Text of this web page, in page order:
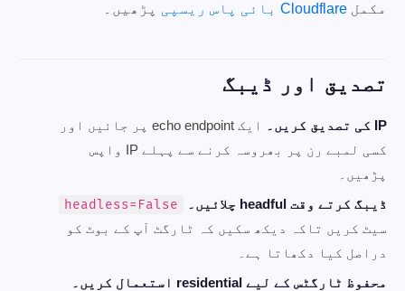
مکمل Cloudflare بائی پاس ریسپی پڑھیں۔
تصدیق اور ڈیبگ
IP کی تصدیق کریں۔
ایک echo endpoint پر جائیں اور
کسی لمبے رن پر بھروسہ کرنے سے پہلے IP واپس
پڑھیں۔
ڈیبگ کرتے وقت headful چلائیں۔
headless=False
سیٹ کریں تاکہ دیکھ سکیں کہ ٹارگٹ آپ کے بوٹ کو
دراصل کیا دکھاتا ہے۔
محفوظ ٹارگٹس کے لیے residential استعمال کریں۔